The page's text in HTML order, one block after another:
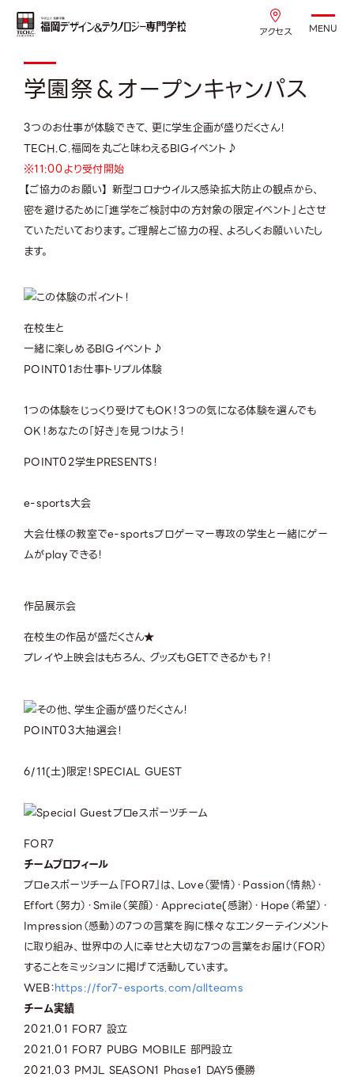
アクセス MENU
学園祭＆オープンキャンパス
3つのお仕事が体験できて、更に学生企画が盛りだくさん！
TECH.C.福岡を丸ごと味わえるBIGイベント♪
※11:00より受付開始
【ご協力のお願い】 新型コロナウイルス感染拡大防止の観点から、
密を避けるために「進学をご検討中の方対象の限定イベント」とさせ
ていただいております。ご理解とご協力の程、よろしくお願いいたし
ます。
在校生と
一緒に楽しめるBIGイベント♪
POINT01お仕事トリプル体験
1つの体験をじっくり受けてもOK！3つの気になる体験を選んでも
OK！あなたの「好き」を見つけよう！
POINT02学生PRESENTS！
e-sports大会
大会仕様の教室でe-sportsプロゲーマー専攻の学生と一緒にゲー
ムがplayできる！
作品展示会
在校生の作品が盛だくさん★
プレイや上映会はもちろん、グッズもGETできるかも？！
POINT03大抽選会！
6/11(土)限定！SPECIAL GUEST
プロeスポーツチーム
FOR7
チームプロフィール
プロeスポーツチーム『FOR7』は、Love（愛情）・Passion（情熱）・
Effort（努力）・Smile（笑顔）・Appreciate(感謝）・Hope（希望）・
Impression（感動）の7つの言葉を胸に様々なエンターテインメント
に取り組み、世界中の人に幸せと大切な7つの言葉をお届け（FOR）
することをミッションに掲げて活動しています。
WEB：https://for7-esports.com/allteams
チーム実績
2021.01 FOR7 設立
2021.01 FOR7 PUBG MOBILE 部門設立
2021.03 PMJL SEASON1 Phase1 DAY5優勝